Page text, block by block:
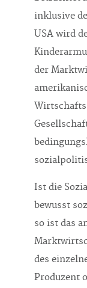
inklusive
USA wird
der
Ist die
bewusst
so ist das
des
Produzent